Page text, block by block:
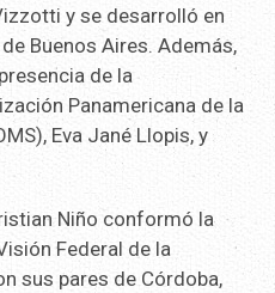
y se desarrolló en
Buenos Aires. Además,
de la
Panamericana de la
Eva Jané Llopis, y
Niño conformó la
Federal de la
sus pares de Córdoba,